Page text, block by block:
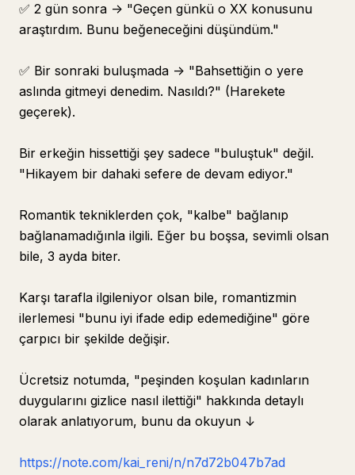
✅ 2 gün sonra -> "Geçen günkü o XX konusunu
araştırdım. Bunu beğeneceğini düşündüm."
✅ Bir sonraki buluşmada -> "Bahsettiğin o yere
aslında gitmeyi denedim. Nasıldı?" (Harekete
geçerek).
Bir erkeğin hissettiği şey sadece "buluştuk" değil.
"Hikayem bir dahaki sefere de devam ediyor."
Romantik tekniklerden çok, "kalbe" bağlanıp
bağlanamadığınla ilgili. Eğer bu boşsa, sevimli olsan
bile, 3 ayda biter.
Karşı tarafla ilgileniyor olsan bile, romantizmin
ilerlemesi "bunu iyi ifade edip edemediğine" göre
çarpıcı bir şekilde değişir.
Ücretsiz notumda, "peşinden koşulan kadınların
duygularını gizlice nasıl ilettiği" hakkında detaylı
olarak anlatıyorum, bunu da okuyun ↓
https://note.com/kai_reni/n/n7d72b047b7ad